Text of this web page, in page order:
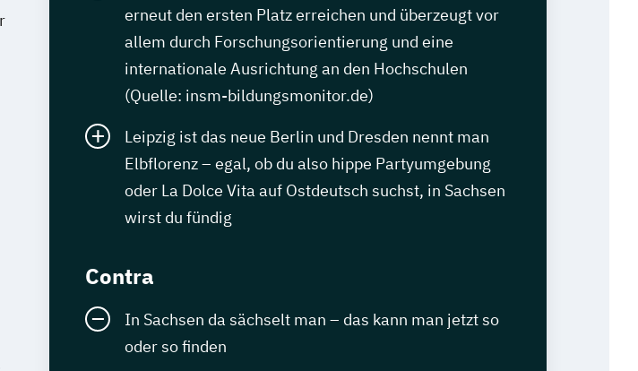
erneut den ersten Platz erreichen und überzeugt vor
allem durch Forschungsorientierung und eine
internationale Ausrichtung an den Hochschulen
(Quelle: insm-bildungsmonitor.de)
Leipzig ist das neue Berlin und Dresden nennt man
Elbflorenz – egal, ob du also hippe Partyumgebung
oder La Dolce Vita auf Ostdeutsch suchst, in Sachsen
wirst du fündig
Contra
In Sachsen da sächselt man – das kann man jetzt so
oder so finden